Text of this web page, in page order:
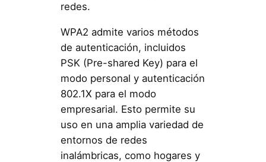
redes.
WPA2 admite varios métodos
de autenticación, incluidos
PSK (Pre-shared Key) para el
modo personal y autenticación
802.1X para el modo
empresarial. Esto permite su
uso en una amplia variedad de
entornos de redes
inalámbricas, como hogares y